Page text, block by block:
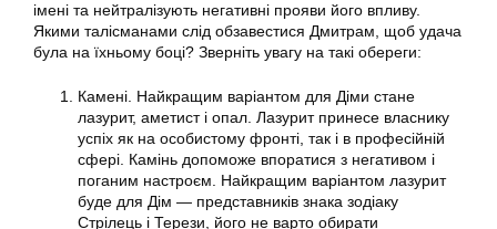
імені та нейтралізують негативні прояви його впливу.
Якими талісманами слід обзавестися Дмитрам, щоб удача
була на їхньому боці? Зверніть увагу на такі обереги:
Камені. Найкращим варіантом для Діми стане
лазурит, аметист і опал. Лазурит принесе власнику
успіх як на особистому фронті, так і в професійній
сфері. Камінь допоможе впоратися з негативом і
поганим настроєм. Найкращим варіантом лазурит
буде для Дім — представників знака зодіаку
Стрілець і Терези, його не варто обирати